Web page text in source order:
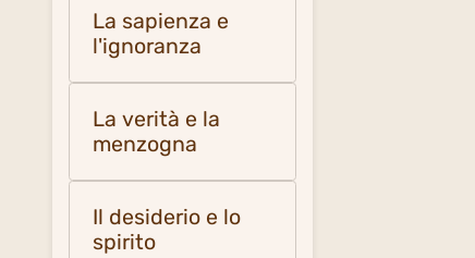
La sapienza e
l'ignoranza
La verità e la
menzogna
Il desiderio e lo
spirito